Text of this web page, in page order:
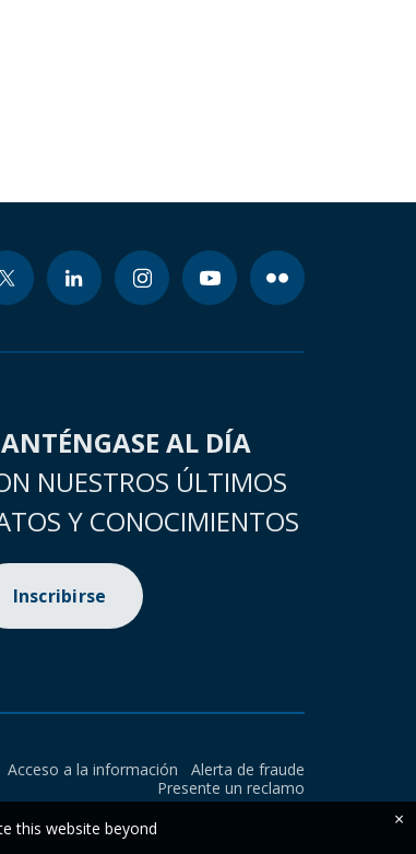
AL DÍA
NUESTROS ÚLTIMOS
Y CONOCIMIENTOS
Inscribirse
Acceso a la información
Alerta de fraude
Presente un reclamo
this website beyond
×